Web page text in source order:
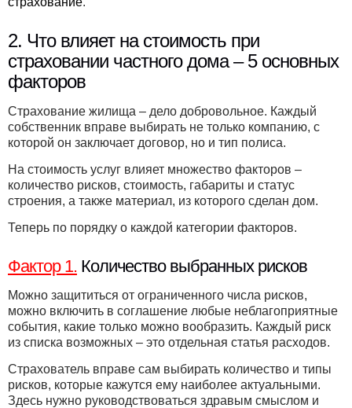
2. Что влияет на стоимость при
страховании частного дома – 5 основных
факторов
Страхование жилища – дело добровольное. Каждый
собственник вправе выбирать не только компанию, с
которой он заключает договор, но и тип полиса.
На стоимость услуг влияет множество факторов –
количество рисков, стоимость, габариты и статус
строения, а также материал, из которого сделан дом.
Теперь по порядку о каждой категории факторов.
Фактор 1. Количество выбранных рисков
Можно защититься от ограниченного числа рисков,
можно включить в соглашение любые неблагоприятные
события, какие только можно вообразить. Каждый риск
из списка возможных – это отдельная статья расходов.
Страхователь вправе сам выбирать количество и типы
рисков, которые кажутся ему наиболее актуальными.
Здесь нужно руководствоваться здравым смыслом и